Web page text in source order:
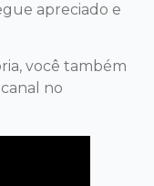
apreciado e
você também
no